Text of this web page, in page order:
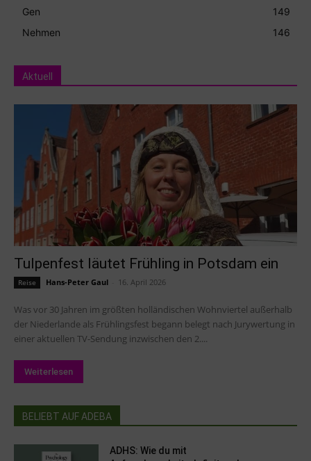
Gen
149
Nehmen
146
Aktuell
Tulpenfest läutet Frühling in Potsdam ein
Reise Hans-Peter Gaul 16. April 2026
Was vor 30 Jahren im größten holländischen Wohnviertel außerhalb
der Niederlande als Frühlingsfest begann belegt nach Jurywertung in
einer aktuellen TV-Sendung inzwischen den 2....
Weiterlesen
BELIEBT AUF ADEBA
ADHS: Wie du mit